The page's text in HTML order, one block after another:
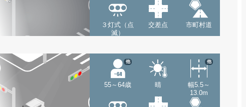
３灯式（点
滅）
交差点 市町村道
55～64歳
他
晴
幅5.5～
13.0m
他